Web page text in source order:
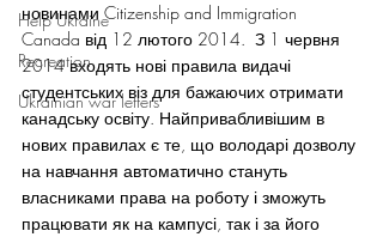
Help Ukraine
Recreation
Ukrainian war letters
новинами Citizenship and Immigration
Canada від 12 лютого 2014.  З 1 червня
2014 входять нові правила видачі
студентських віз для бажаючих отримати
канадську освіту. Найпривабливішим в
нових правилах є те, що володарі дозволу
на навчання автоматично стануть
власниками права на роботу і зможуть
працювати як на кампусі, так і за його